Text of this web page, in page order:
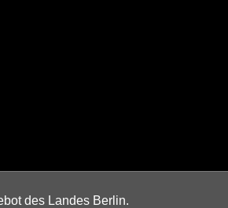
des Landes Berlin.